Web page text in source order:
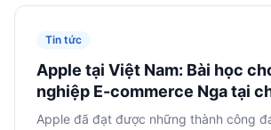
Tin tức
Apple tại Việt Nam: Bài học
nghiệp E-commerce Nga tại
Apple đã đạt được những thành công